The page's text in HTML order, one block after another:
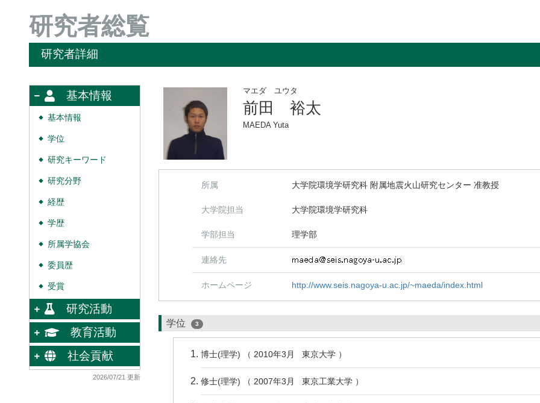
研究者総覧
研究者詳細
基本情報
◆ 基本情報
◆ 学位
◆ 研究キーワード
◆ 研究分野
◆ 経歴
◆ 学歴
◆ 所属学協会
◆ 委員歴
◆ 受賞
研究活動
教育活動
社会貢献
2026/07/21 更新
マエダ ユウタ
前田 裕太
MAEDA Yuta
所属 大学院環境学研究科 附属地震火山研究センター 准教授
大学院担当 大学院環境学研究科
学部担当 理学部
連絡先
ホームページ http://www.seis.nagoya-u.ac.jp/~maeda/index.html
学位 3
博士(理学) （ 2010年3月 東京大学 ）
修士(理学) （ 2007年3月 東京工業大学 ）